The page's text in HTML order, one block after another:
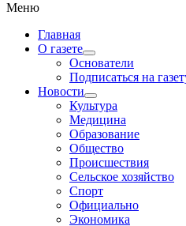
Меню
Главная
О газете
Основатели
Подписаться на
Новости
Культура
Медицина
Образование
Общество
Происшествия
Сельское хозяйство
Спорт
Официально
Экономика